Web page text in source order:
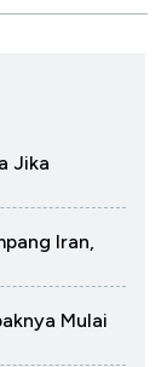
Jika
Iran,
Mulai